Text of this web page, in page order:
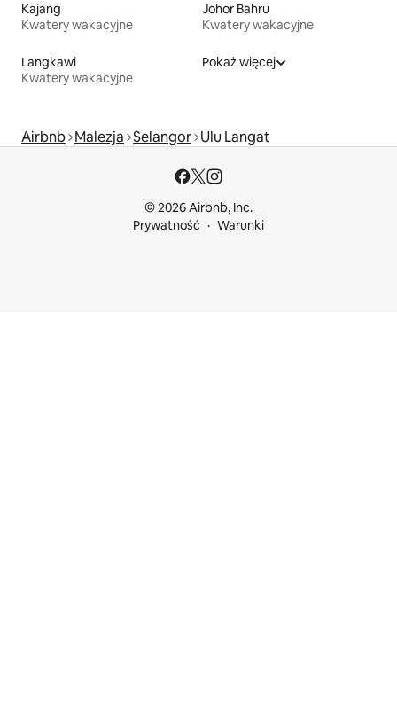
Kajang
Kwatery wakacyjne
Johor Bahru
Kwatery wakacyjne
Langkawi
Kwatery wakacyjne
Pokaż więcej
Airbnb Malezja Selangor Ulu Langat
© 2026 Airbnb, Inc.
Prywatność
Warunki